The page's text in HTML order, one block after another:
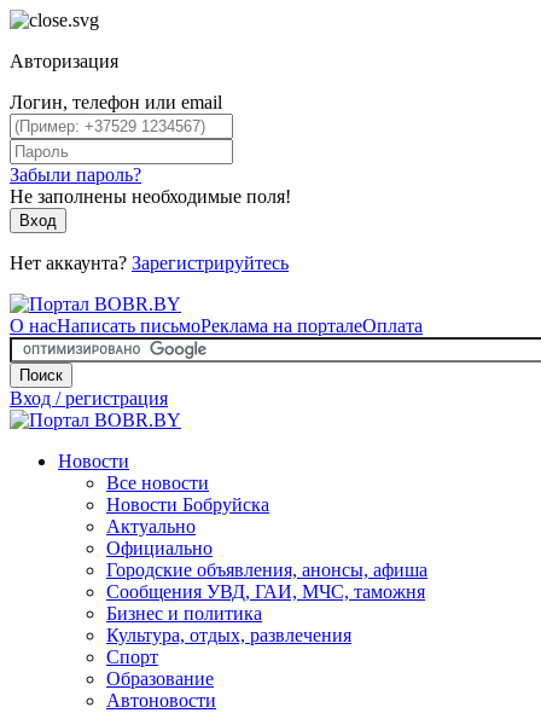
Авторизация
Логин, телефон или email
Забыли пароль?
Не заполнены необходимые поля!
Вход
Нет аккаунта? Зарегистрируйтесь
О насНаписать письмоРеклама на порталеОплата
Поиск
Вход / регистрация
Новости
Все новости
Новости Бобруйска
Актуально
Официально
Городские объявления, анонсы, афиша
Сообщения УВД, ГАИ, МЧС, таможня
Бизнес и политика
Культура, отдых, развлечения
Спорт
Образование
Автоновости